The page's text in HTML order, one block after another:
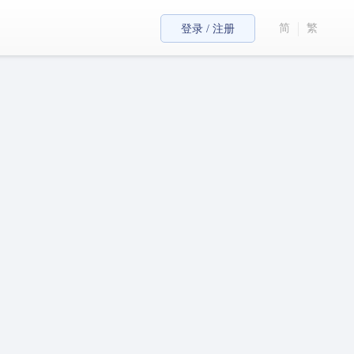
登录 / 注册 简 繁